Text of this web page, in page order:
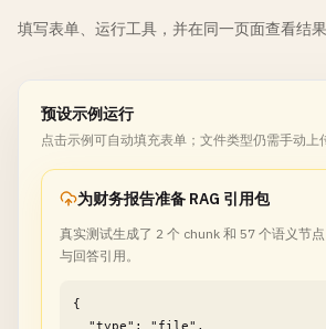
填写表单、运行工具，并在同一页面查看结果
预设示例运行
点击示例可自动填充表单；文件类型仍需手动上
为财务报告准备 RAG 引用包
真实测试生成了 2 个 chunk 和 57 个语义节
与回答引用。
{